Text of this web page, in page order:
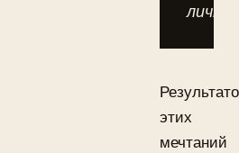
этих
мечтаний